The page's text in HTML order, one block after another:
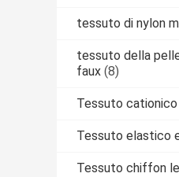
tessuto di nylon
tessuto della
faux (8)
Tessuto cationico
Tessuto elastico
Tessuto chiffon